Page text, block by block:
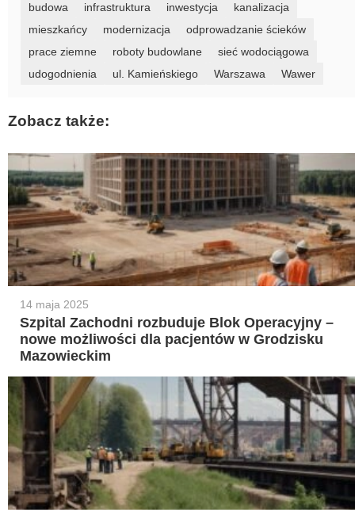
budowa infrastruktura inwestycja
kanalizacja
mieszkańcy
modernizacja
odprowadzanie ścieków
prace ziemne
roboty budowlane
sieć wodociągowa
udogodnienia
ul. Kamieńskiego Warszawa Wawer
Zobacz także:
14 maja 2025
Szpital Zachodni rozbuduje Blok Operacyjny –
nowe możliwości dla pacjentów w Grodzisku
Mazowieckim